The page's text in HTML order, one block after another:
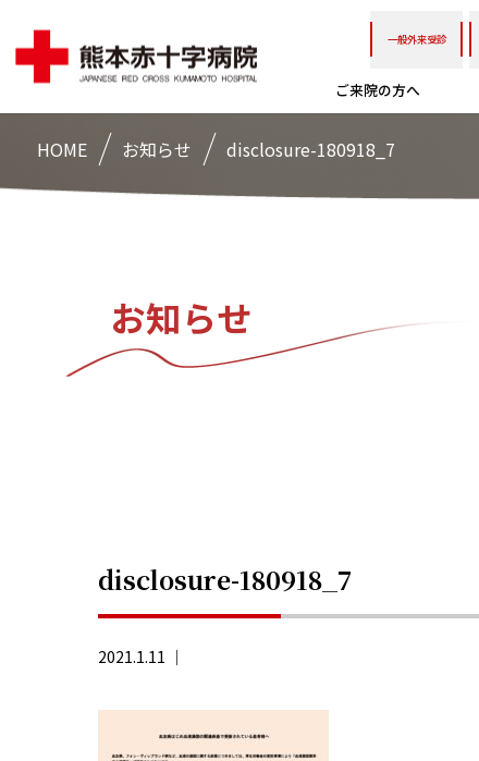
一般外来受診
ご来院の方へ
HOME お知らせ disclosure-180918_7
お知らせ
disclosure-180918_7
2021.1.11 ｜